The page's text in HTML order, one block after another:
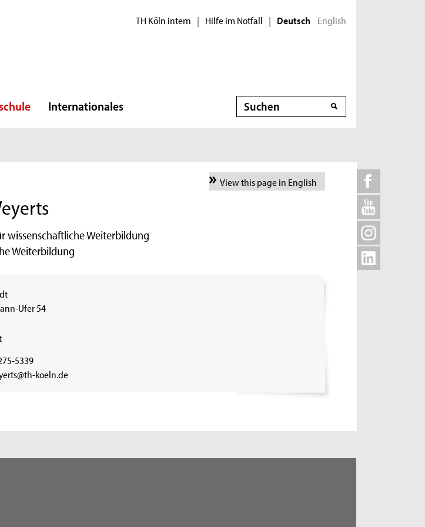
TH Köln intern | Hilfe im Notfall | Deutsch English
Internationales Suche
View this page in English
wissenschaftliche Weiterbildung
Weiterbildung
Ufer 54
5339
koeln.de